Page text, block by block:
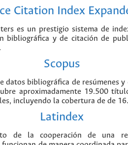
Citation Index
es un prestigio sistema de
bibliográfica y de citación de
Scopus
datos bibliográfica de resúmenes
aproximadamente 19.500
incluyendo la cobertura de de
Latindex
de la cooperación de una